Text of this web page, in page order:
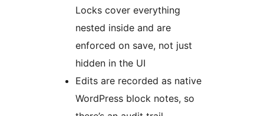
Locks cover everything
nested inside and are
enforced on save, not just
hidden in the UI
Edits are recorded as native
WordPress block notes, so